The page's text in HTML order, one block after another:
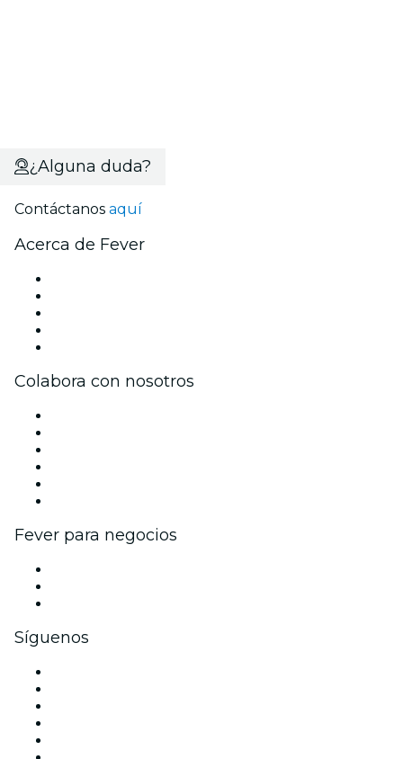
¿Alguna duda?
Contáctanos aquí
Acerca de Fever
Colabora con nosotros
Fever para negocios
Síguenos